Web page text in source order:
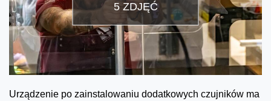
5 ZDJĘĆ
Urządzenie po zainstalowaniu dodatkowych czujników ma